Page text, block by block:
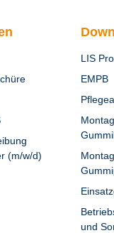
(m/w/d)
LIS
EMPB
und